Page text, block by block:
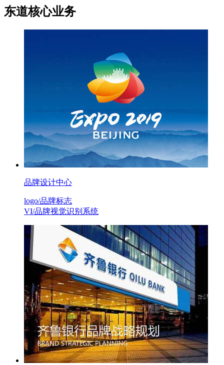
东道核心业务
品牌设计中心
logo/品牌标志
VI/品牌视觉识别系统